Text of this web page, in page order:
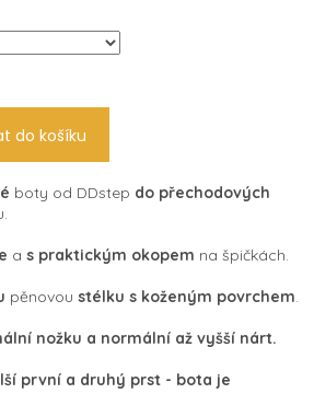
do košíku
boty od DDstep do přechodových
a s praktickým okopem na špičkách.
pěnovou stélku s koženým povrchem.
nožku a normální až vyšší nárt.
první a druhý prst - bota je